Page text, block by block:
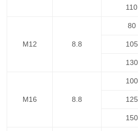
110
M12 8.8
80
105
130
M16 8.8
100
125
150